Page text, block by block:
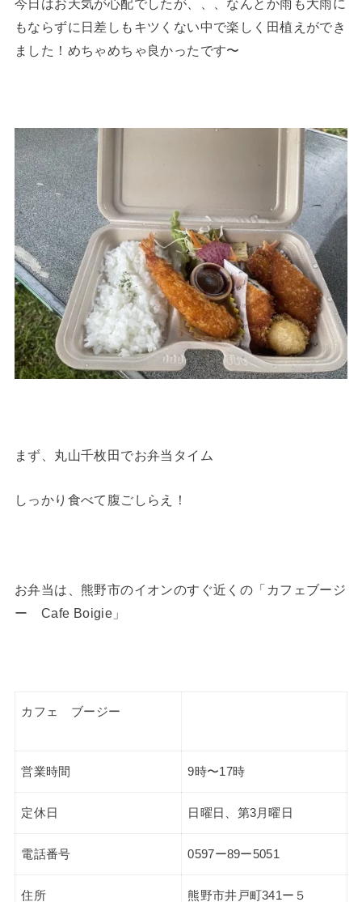
今日はお天気が心配でしたが、、、なんとか雨も大雨に
もならずに日差しもキツくない中で楽しく田植えができ
ました！めちゃめちゃ良かったです〜
まず、丸山千枚田でお弁当タイム
しっかり食べて腹ごしらえ！
お弁当は、熊野市のイオンのすぐ近くの「カフェブージ
ー Cafe Boigie」
カフェ ブージー
営業時間 9時〜17時
定休日 日曜日、第3月曜日
電話番号 0597ー89ー5051
住所 熊野市井戸町341ー５